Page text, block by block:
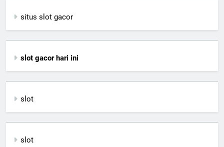
situs slot gacor
slot gacor hari ini
slot
slot